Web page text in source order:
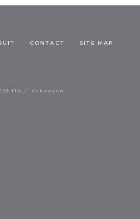
CONTACT SITE MAP
Kakuozan